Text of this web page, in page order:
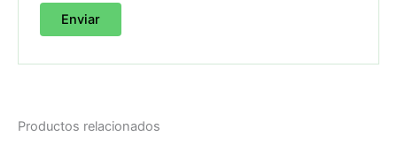
Productos relacionados